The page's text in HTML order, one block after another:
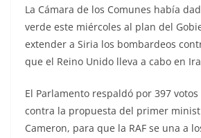
La Cámara de los Comunes había
verde este miércoles al plan del
extender a Siria los bombardeos
que el Reino Unido lleva a cabo en
El Parlamento respaldó por 397
contra la propuesta del primer
Cameron, para que la RAF se una a